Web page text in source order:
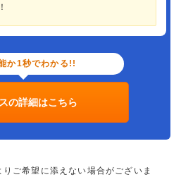
！
か1秒でわかる!!
の詳細はこちら
ご希望に添えない場合がございま